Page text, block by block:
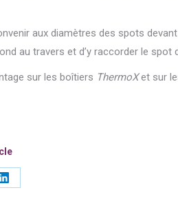
aux diamètres des spots
au travers et d’y raccorder le spot
sur les boîtiers ThermoXet sur
Share